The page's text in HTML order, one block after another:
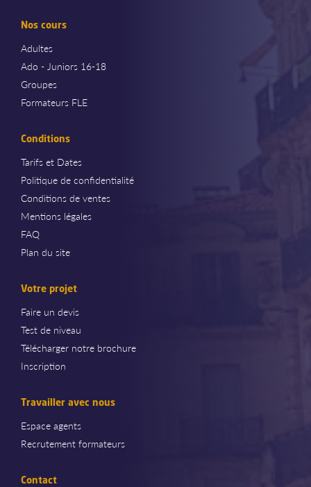
Nos cours
Adultes
Ado - Juniors 16-18
Groupes
Formateurs FLE
Conditions
Tarifs et Dates
Politique de confidentialité
Conditions de ventes
Mentions légales
FAQ
Plan du site
Votre projet
Faire un devis
Test de niveau
Télécharger notre brochure
Inscription
Travailler avec nous
Espace agents
Recrutement formateurs
Contact